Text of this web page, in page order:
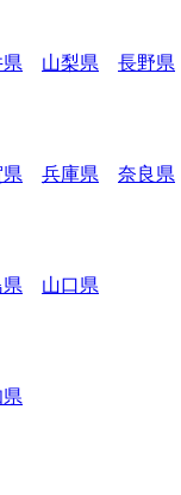
山梨県 長野県
兵庫県 奈良県
県 山口県